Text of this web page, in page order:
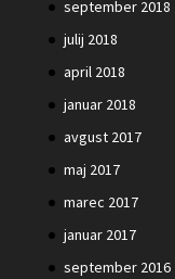
september 2018
julij 2018
april 2018
januar 2018
avgust 2017
maj 2017
marec 2017
januar 2017
september 2016